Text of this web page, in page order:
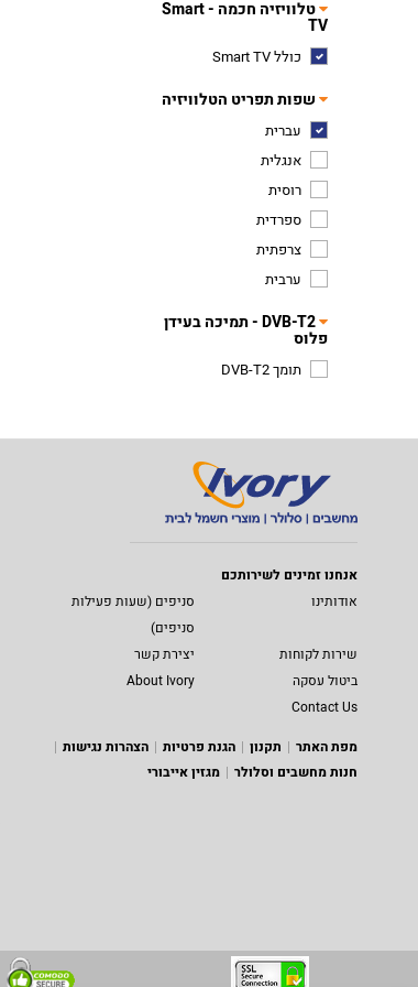
טלוויזיה חכמה - Smart
TV
כולל Smart TV
שפות תפריט הטלוויזיה
עברית
אנגלית
רוסית
ספרדית
צרפתית
ערבית
DVB-T2 - תמיכה בעידן
פלוס
תומך DVB-T2
אנחנו זמינים לשירותכם
אודותינו
סניפים (שעות פעילות
סניפים)
שירות לקוחות
יצירת קשר
ביטול עסקה
About Ivory
Contact Us
מפת האתר
תקנון הגנת פרטיות
הצהרות נגישות
חנות מחשבים וסלולר
מגזין אייבורי